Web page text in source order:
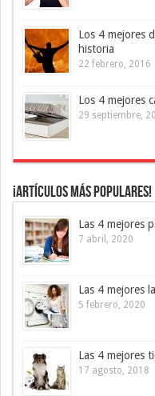
Los 4 mejores
historia
22 febrero, 2016
Los 4 mejores
29 septiembre,
¡Artículos más Populares!
Las 4 mejores
7 abril, 2020
Las 4 mejores
5 febrero, 2020
Las 4 mejores
17 agosto, 2018